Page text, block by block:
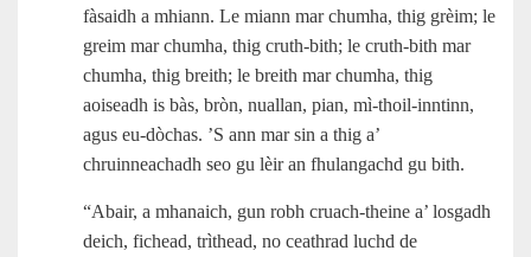
fàsaidh a mhiann. Le miann mar chumha, thig grèim; le
greim mar chumha, thig cruth‑bith; le cruth‑bith mar
chumha, thig breith; le breith mar chumha, thig
aoiseadh is bàs, bròn, nuallan, pian, mì‑thoil-inntinn,
agus eu‑dòchas. ’S ann mar sin a thig a’
chruinneachadh seo gu lèir an fhulangachd gu bith.
“Abair, a mhanaich, gun robh cruach-theine a’ losgadh
deich, fichead, trìthead, no ceathrad luchd de